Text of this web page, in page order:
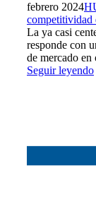
febrero 2024
competitividad
La ya casi
responde con
de mercado
Seguir leyendo